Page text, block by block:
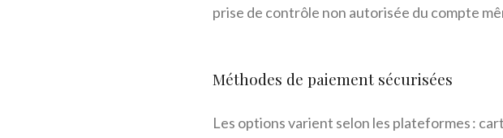
prise de contrôle non autorisée du compte
Méthodes de paiement sécurisées
Les options varient selon les plateformes :